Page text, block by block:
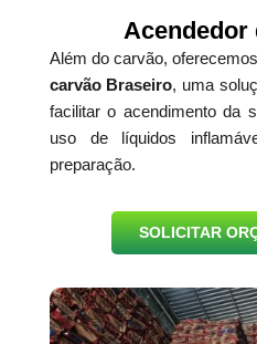
Acendedor
Além do carvão,
carvão Braseiro, uma
facilitar o acendimento da
uso de líquidos
preparação.
SOLICITAR